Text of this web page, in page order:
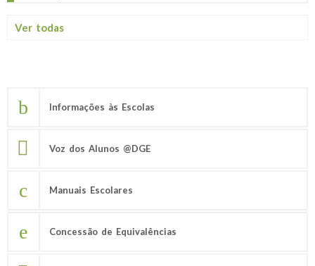
Ver todas
Informações às Escolas
Voz dos Alunos @DGE
Manuais Escolares
Concessão de Equivalências